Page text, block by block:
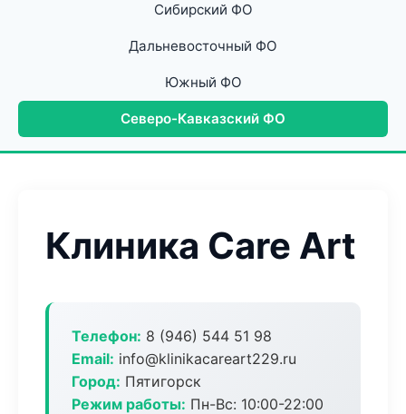
Сибирский ФО
Дальневосточный ФО
Южный ФО
Северо-Кавказский ФО
Клиника Care Art
Телефон: 8 (946) 544 51 98
Email: info@klinikacareart229.ru
Город: Пятигорск
Режим работы: Пн-Вс: 10:00-22:00